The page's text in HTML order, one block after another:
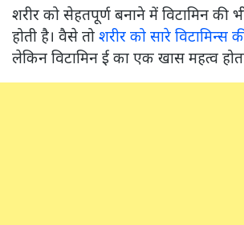
शरीर को सेहतपूर्ण बनाने में विटामिन की
होती है। वैसे तो शरीर को सारे विटामिन्स
लेकिन विटामिन ई का एक खास महत्व